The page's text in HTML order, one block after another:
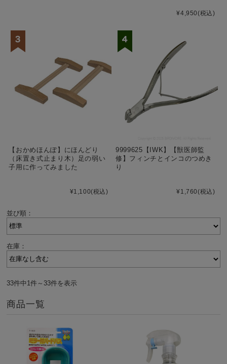
¥4,950(税込)
【おかめほんぽ】にほんどり
（床置き式止まり木）足の弱い
子用に作ってみました
¥1,100(税込)
9999625【IWK】【獣医師監
修】フィンチとインコのつめき
り
¥1,760(税込)
並び順：
在庫：
33件中1件～33件を表示
商品一覧